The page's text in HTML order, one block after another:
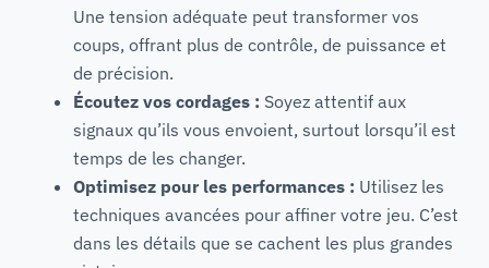
Une tension adéquate peut transformer vos
coups, offrant plus de contrôle, de puissance et
de précision.
Écoutez vos cordages : Soyez attentif aux
signaux qu’ils vous envoient, surtout lorsqu’il est
temps de les changer.
Optimisez pour les performances : Utilisez les
techniques avancées pour affiner votre jeu. C’est
dans les détails que se cachent les plus grandes